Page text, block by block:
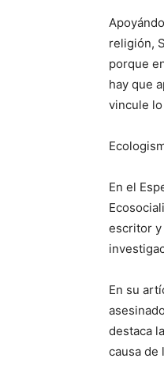
religión,
porque
hay que
vincule
En el
escritor y
En su
destaca
causa de